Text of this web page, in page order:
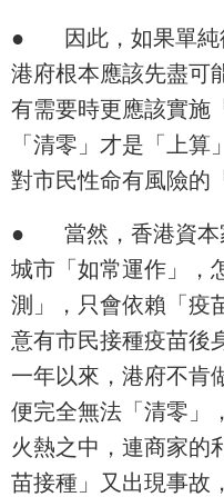
●
因此，如果單
港府根本應該先盡可
有需要時更應該實施
「清零」才是「上
對市民性命有風險的
●
當然，香港資
城市「如常運作」，
測」，只會依賴「疫
意有市民接種疫苗後
一年以來，港府不肯
便完全無法「清零」
火熱之中，連商家的
苗接種」又出現事故